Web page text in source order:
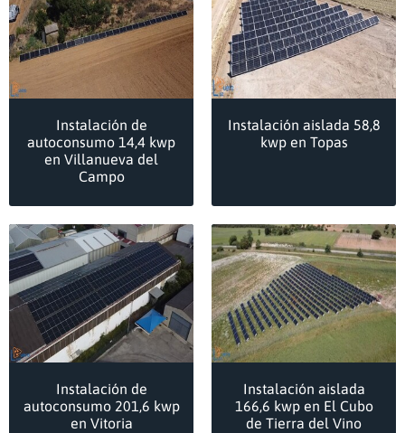
Instalación de
autoconsumo 14,4 kwp
en Villanueva del
Campo
Instalación aislada 58,8
kwp en Topas
Instalación de
autoconsumo 201,6 kwp
en Vitoria
Instalación aislada
166,6 kwp en El Cubo
de Tierra del Vino